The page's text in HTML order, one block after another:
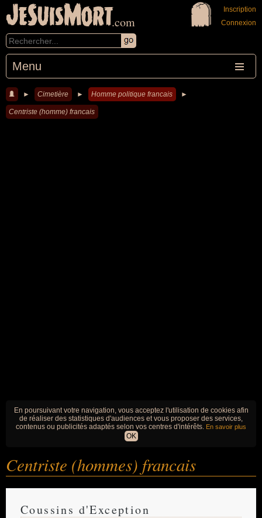
JeSuisMort.com
Menu
Inscription
Connexion
► Cimetière ► Homme politique francais ►
Centriste (homme) francais
En poursuivant votre navigation, vous acceptez l'utilisation de cookies afin
de réaliser des statistiques d'audiences et vous proposer des services,
contenus ou publicités adaptés selon vos centres d'intérêts. En savoir plus
OK
Centriste (hommes) francais
Coussins d'Exception